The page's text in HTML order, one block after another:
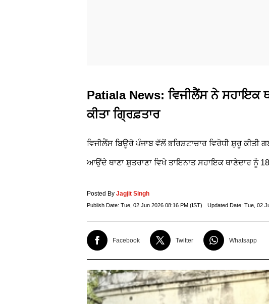
Patiala News: ਵਿਜੀਲੈਂਸ ਨੇ ਸਹਾਇਕ
ਕੀਤਾ ਗ੍ਰਿਫ਼ਤਾਰ
ਵਿਜੀਲੈਂਸ ਬਿਊਰੋ ਪੰਜਾਬ ਵੱਲੋਂ ਭਰਿਸ਼ਟਾਚਾਰ ਵਿਰੋਧੀ ਸ਼ੁਰੂ ਕੀਤੀ
ਆਉਂਦੇ ਥਾਣਾ ਸ਼ੁਤਰਾਣਾ ਵਿਖੇ ਤਾਇਨਾਤ ਸਹਾਇਕ ਥਾਣੇਦਾਰ ਨੂੰ
Posted By Jagjit Singh
Publish Date: Tue, 02 Jun 2026 08:16 PM (IST) Updated Date: Tue, 02
Facebook Twitter Whatsapp